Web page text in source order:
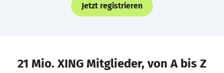
Jetzt registrieren
21 Mio. XING Mitglieder, von A bis Z